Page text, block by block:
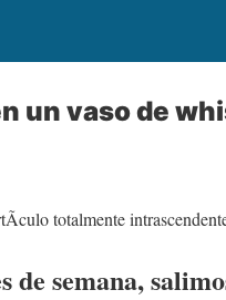
un vaso de
totalmente
de semana,